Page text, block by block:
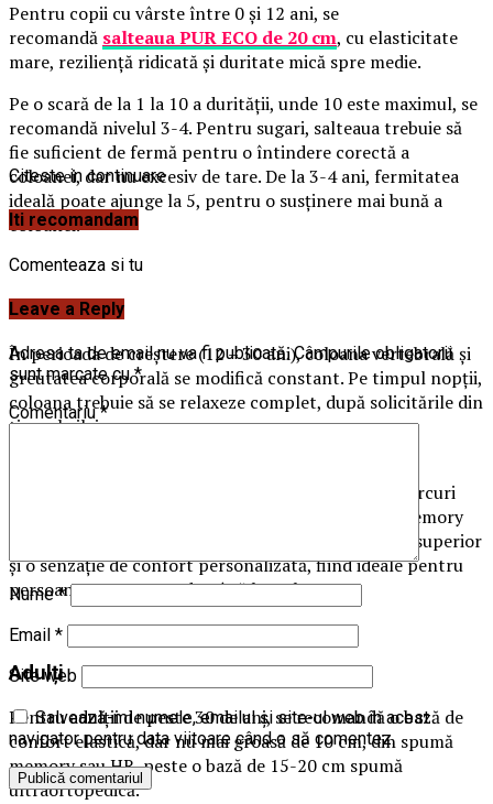
Pentru copii cu vârste între 0 și 12 ani, se
recomandă salteaua PUR ECO de 20 cm, cu elasticitate
mare, reziliență ridicată și duritate mică spre medie.
Pe o scară de la 1 la 10 a durității, unde 10 este maximul, se
recomandă nivelul 3-4. Pentru sugari, salteaua trebuie să
fie suficient de fermă pentru o întindere corectă a
coloanei, dar nu excesiv de tare. De la 3-4 ani, fermitatea
ideală poate ajunge la 5, pentru o susținere mai bună a
coloanei.
Tineri
În perioada de creștere (12 – 30 ani), coloana vertebrală și
greutatea corporală se modifică constant. Pe timpul nopții,
coloana trebuie să se relaxeze complet, după solicitările din
timpul zilei.
, cu arcuri
împachetate individual și straturi de confort din memory
foam sau HR foam. Acestea oferă suport ortopedic superior
și o senzație de confort personalizată, fiind ideale pentru
persoane cu greutate de până la 90 kg.
Adulți
Pentru adulții de peste 30 de ani, se recomandă o bază de
confort elastică, dar nu mai groasă de 10 cm, din spumă
memory sau HR, peste o bază de 15-20 cm spumă
ultraortopedică.
Citeste in continuare
Iti recomandam
Comenteaza si tu
Leave a Reply
Adresa ta de email nu va fi publicată. Câmpurile obligatorii
sunt marcate cu*
Comentariu*
Nume*
Email *
Site web
Salvează-mi numele, emailul și site-ul web în acest
navigator pentru data viitoare când o să comentez.